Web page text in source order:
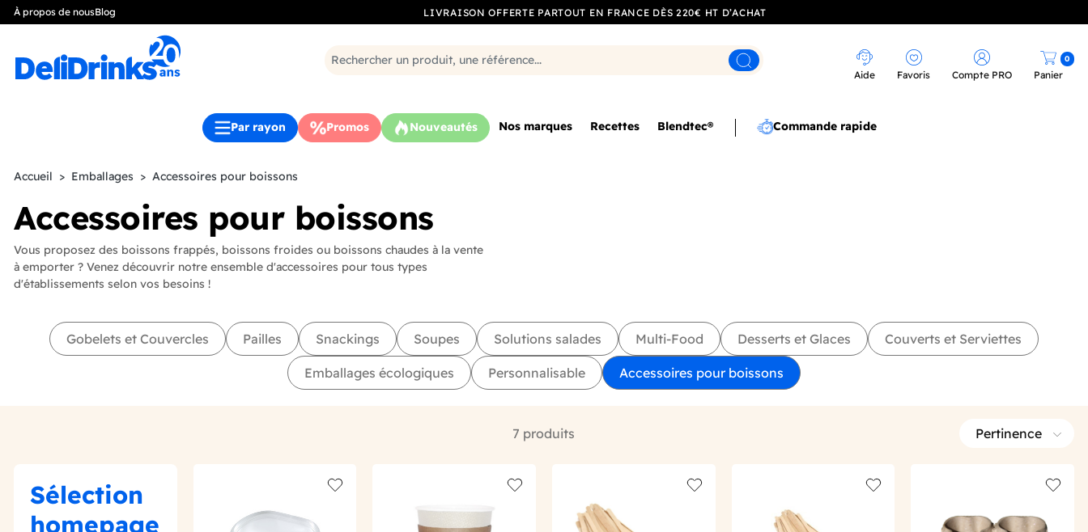
À propos de nousBlog LIVRAISON OFFERTE PARTOUT EN FRANCE DÈS 220€ HT D’ACHAT
Rechercher
Aide Favoris Compte PRO Panier
0
Par rayon Promos Nouveautés Nos marques Recettes Blendtec® Commande rapide
Accueil Emballages Accessoires pour boissons
Accessoires pour boissons
Vous proposez des boissons frappés, boissons froides ou boissons chaudes à la vente
à emporter ? Venez découvrir notre ensemble d'accessoires pour tous types
d'établissements selon vos besoins !
Gobelets et Couvercles Pailles Snackings Soupes Solutions salades Multi-Food Desserts et Glaces Couverts et Serviettes
Emballages écologiques Personnalisable Accessoires pour boissons
7 produits Pertinence
Sélection
homepage
Add to wishlist